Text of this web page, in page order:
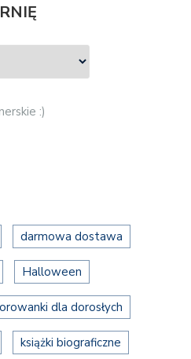
:)
darmowa dostawa
Halloween
dla dorosłych
książki biograficzne